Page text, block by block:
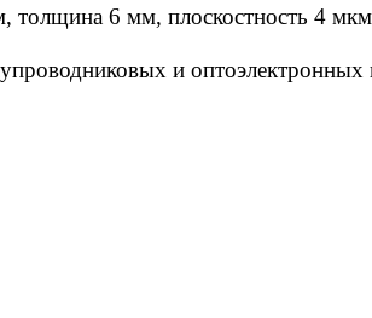
толщина 6 мм, плоскостность 4 мкм
и